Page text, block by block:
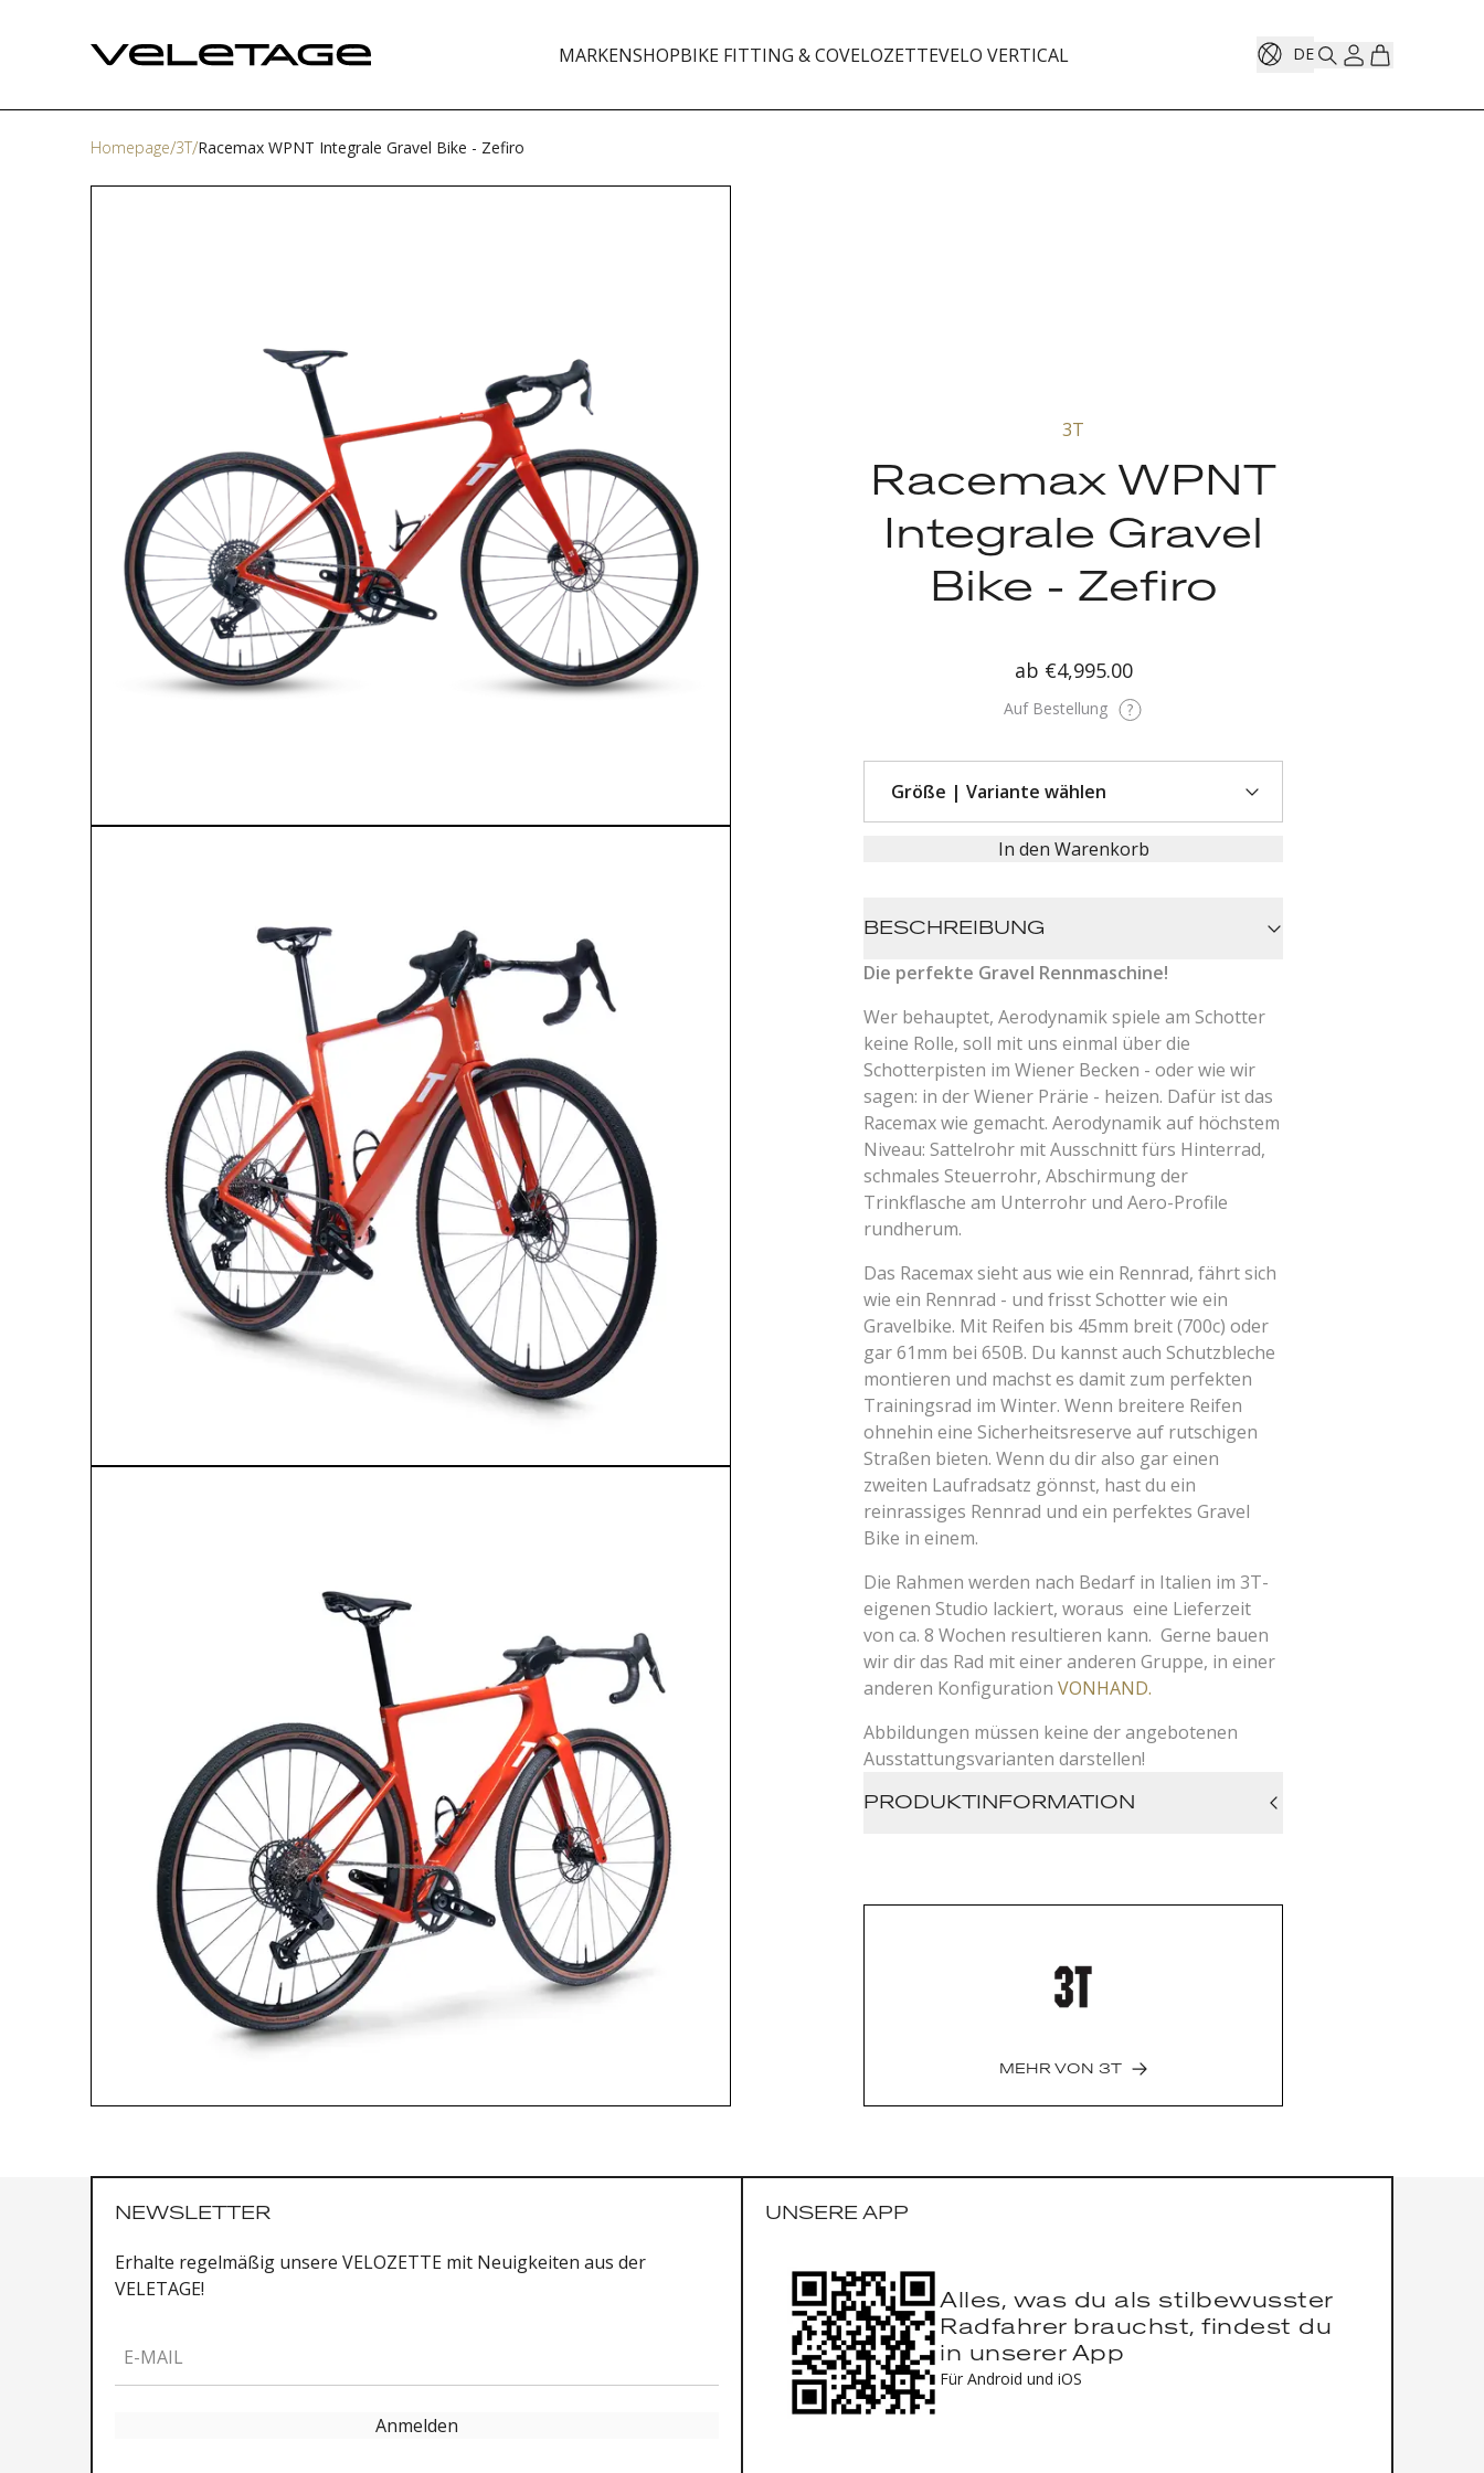
MARKENSHOPBIKE FITTING & COVELOZETTEVELO VERTICAL DE
Homepage 3T Racemax WPNT Integrale Gravel Bike - Zefiro
3T
Racemax WPNT
Integrale Gravel
Bike - Zefiro
ab €4,995.00
Auf Bestellung
In den Warenkorb
BESCHREIBUNG
Die perfekte Gravel Rennmaschine!
Wer behauptet, Aerodynamik spiele am Schotter
keine Rolle, soll mit uns einmal über die
Schotterpisten im Wiener Becken - oder wie wir
sagen: in der Wiener Prärie - heizen. Dafür ist das
Racemax wie gemacht. Aerodynamik auf höchstem
Niveau: Sattelrohr mit Ausschnitt fürs Hinterrad,
schmales Steuerrohr, Abschirmung der
Trinkflasche am Unterrohr und Aero-Profile
rundherum.
Das Racemax sieht aus wie ein Rennrad, fährt sich
wie ein Rennrad - und frisst Schotter wie ein
Gravelbike. Mit Reifen bis 45mm breit (700c) oder
gar 61mm bei 650B. Du kannst auch Schutzbleche
montieren und machst es damit zum perfekten
Trainingsrad im Winter. Wenn breitere Reifen
ohnehin eine Sicherheitsreserve auf rutschigen
Straßen bieten. Wenn du dir also gar einen
zweiten Laufradsatz gönnst, hast du ein
reinrassiges Rennrad und ein perfektes Gravel
Bike in einem.
Die Rahmen werden nach Bedarf in Italien im 3T-
eigenen Studio lackiert, woraus eine Lieferzeit
von ca. 8 Wochen resultieren kann. Gerne bauen
wir dir das Rad mit einer anderen Gruppe, in einer
anderen Konfiguration VONHAND.
Abbildungen müssen keine der angebotenen
Ausstattungsvarianten darstellen!
PRODUKTINFORMATION
hochmodulares/hochfestes Performance
Gabel: 3T Fango Integrale mit kompakter
Steckachsen: 100x12 vorne, 142x12 hinten
Kettenblatt, Kassette: 10-46Z
Gruppe Shimano GRX Di2 2x12 mit
Kettenblatt: 30Z|46Z, Kassette: 11-36Z
Bremsscheiben: 160mm
Laufräder: Fulcrum Rapid RED 900 700c oder
Fulcrum Racing 600 700c bzw. 3T Discus
MEHR VON 3T
NEWSLETTER
Erhalte regelmäßig unsere VELOZETTE mit Neuigkeiten aus der
VELETAGE!
E-MAIL
Anmelden
UNSERE APP
Alles, was du als stilbewusster
Radfahrer brauchst, findest du
in unserer App
Für Android und iOS